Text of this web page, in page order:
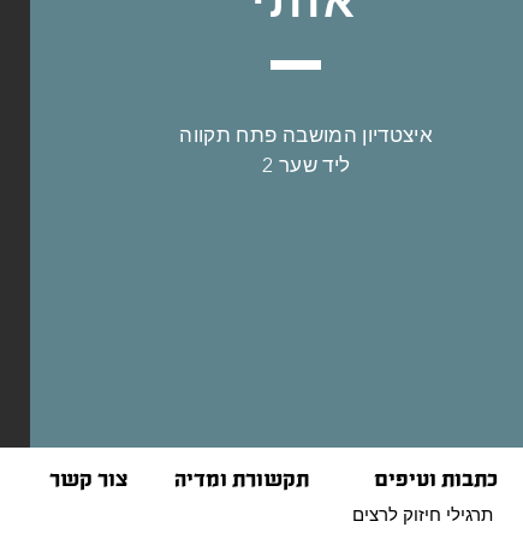
איצטדיון המושבה פתח תקווה
ליד שער 2
צור קשר תקשורת ומדיה כתבות וטיפים
תרגילי חיזוק לרצים